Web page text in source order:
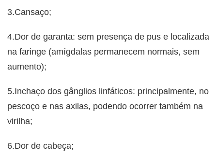
3.Cansaço;
4.Dor de garanta: sem presença de pus e localizada
na faringe (amígdalas permanecem normais, sem
aumento);
5.Inchaço dos gânglios linfáticos: principalmente, no
pescoço e nas axilas, podendo ocorrer também na
virilha;
6.Dor de cabeça;